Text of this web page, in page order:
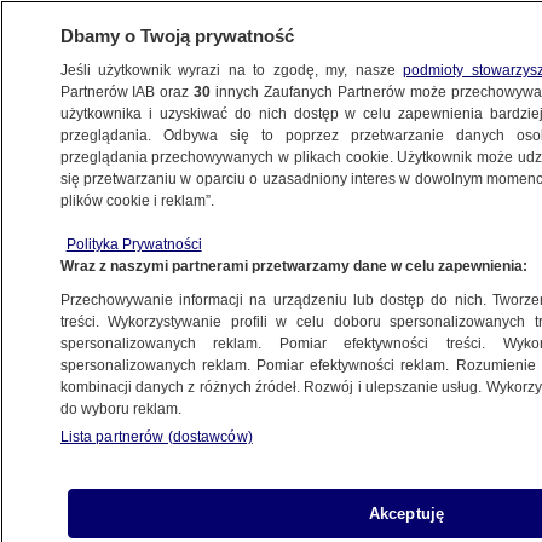
ŚWIAT
Ekspert o konsekwencjach uszkodzenia
tej przeprawy
9.10.2022, 10:44
Udostępnij
Dbamy o Twoją prywatność
Jeśli użytkownik wyrazi na to zgodę, my, naszepodmioty
Partnerów IAB oraz30 innych Zaufanych Partnerów może
użytkownika i uzyskiwać do nich dostęp w celu zapewnienia
przeglądania. Odbywa się to poprzez przetwarzanie danych
przeglądania przechowywanych w plikach cookie. Użytkownik może
się przetwarzaniu w oparciu o uzasadniony interes w dowolnym
plików cookie i reklam”.
Polityka Prywatności
Wraz z naszymi partnerami przetwarzamy dane w celu zapewnienia:
Przechowywanie informacji na urządzeniu lub dostęp do nich.
treści. Wykorzystywanie profili w celu doboru spersonalizowanych
spersonalizowanych reklam. Pomiar efektywności treści.
spersonalizowanych reklam. Pomiar efektywności reklam.
kombinacji danych z różnych źródeł. Rozwój i ulepszanie usług.
do wyboru reklam.
Lista partnerów (dostawców)
Akceptuję